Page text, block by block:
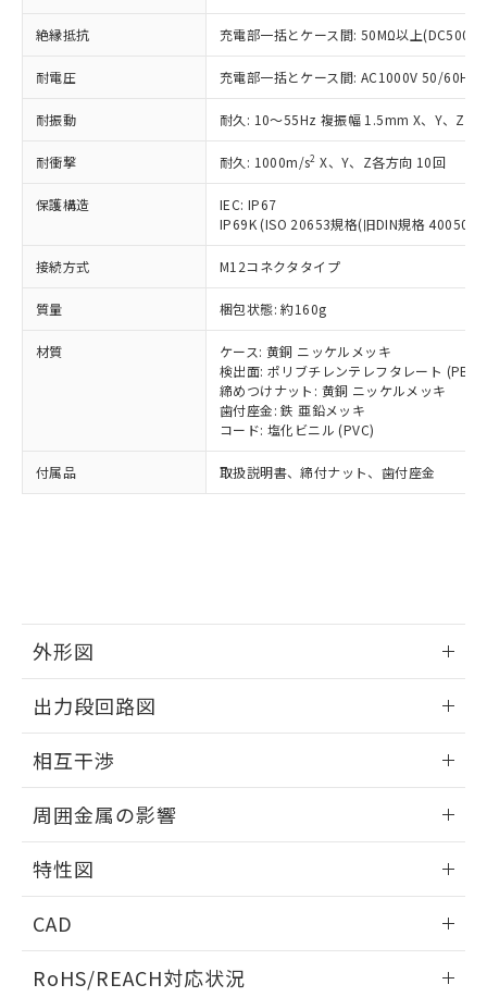
絶縁抵抗 充電部一括とケース間: 50MΩ以上(DC500V
耐電圧 充電部一括とケース間: AC1000V 50/60Hz
耐振動 耐久: 10～55Hz 複振幅 1.5mm X、Y、Z各
耐衝撃 耐久: 1000m/s2 X、Y、Z各方向 10回
保護構造
IEC: IP67
IP69K (ISO 20653規格(旧DIN規格 40050
接続方式 M12コネクタタイプ
質量 梱包状態: 約160g
材質
ケース: 黄銅 ニッケルメッキ
検出面: ポリブチレンテレフタレート (PBT)
締めつけナット: 黄銅 ニッケルメッキ
歯付座金: 鉄 亜鉛メッキ
コード: 塩化ビニル (PVC)
付属品 取扱説明書、締付ナット、歯付座金
外形図
外形図
出力段回路図
出力段回路図
相互干渉
相互干渉
周囲金属の影響
周囲金属の影響
特性図
検出物体の大きさと材質による影響
CAD
ドすることができます。
RoHS/REACH対応状況
在庫状況および標準価格照会結果は、
記載している更新日時点での社内デー
タに基づき作成されるものであり、閲
覧された時点での実際の在庫および標
準価格とは異なる場合があることをご
了承ください。
正式な納期状況および標準価格はお客
様のお取引先、またはお客様担当のオ
ムロン制御機器販売店・当社販売員に
ご相談ください。
オムロン制御機器販売店や当社販売拠
販売ネットワーク
」をご確認
在庫状況および標準価格結果を当社の
事前の承諾なく第三者に漏洩または開
示しないようお願いします。
マイパーツ機能（部品リスト作成サー
ビス）をご利用いただくには、I-Web
メンバーズにご登録されている必要が
お客様が当ウェブサイト上で当社にご
※当社の共同利用者とは、"個人情報
むを得ず変更することがあります。
*EU RoHS指令（10物質）：
鉛(Pb) 1000ppm以下、 水銀(Hg) 1000ppm以下、 カド
ミウム(Cd) 100ppm以下、
六価クロム(Cr(Ⅵ)) 1000ppm以下、ポリ臭化ビフェニル
類(PBB) 1000ppm以下、ポリ臭化ジフェニルエーテル類
(PBDE) 1000ppm以下、フタル酸ビス(2-エチルヘキシ
ル) (DEHP)(別名：DOP) 1000ppm以下、フタル酸ブチ
(DIBP) 1000ppm以下
但し、RoHS指令で産業用監視および制御機器に対する
適用除外項目は除く。
フタル酸エステル類の４物質については閾値を超える意
図的な使用がないことを確認しています。
※2 対応予定月
部品在庫の切り替え状況などにより、予定
月が前後することがあります。
※3 非含有証明書ダウンロード
※本証明書は発行日時点で非含有を証明す
るもので、過去に遡って非含有を証明する
ものではありません。
また、RoHS指令のフタル酸エステル類４
物質の対応では、対応完了までの期間は出
荷製品に未対応品が混在することから備考
既に当社にて対応品への在庫切替を完了
していることから、特段のことがない限
り、2022年1月12日より割愛しておりま
「－」：未確認です。当社販売部門へお問
い合わせください。
*中国RoHS10物質の基準値 (GB/T26572)：
Pb(鉛) :1000ppm、 Hg(水銀) : 1000ppm、 Cd(カドミウ
Cr(Ⅵ)(六価クロム) : 1000ppm、 PBBs(ポリ臭化ビフェ
ニル類) : 1000ppm、 PBDEs(ポリ臭化ジフェニルエーテ
DBP(フタル酸ジブチル) : 1000ppm、 DIBP(フタル酸ジ
イソブチル) : 1000ppm、 BBP(フタル酸ブチルベンジ
ル) : 1000ppm、
DEHP(フタル酸ビス(2-エチルヘキシル)) : 1000ppm
※2 環境保護使用期限
「ｅ」：有害物質（10物質）のすべてが基
準値以下であることを示します。
「10」：通常の使用状況下において有害物
質が外部に漏えいし、環境に深刻な影響を
及ぼさない年数を意味します。
「－」：未確認です。当社販売部門へお問
い合わせください。
為替および外国貿易法に定める商品
（以下｢規制貨物等」という）を輸出
または国外への提供する場合は、日本
国政府の輸出許可(または役務取引許
可)を取得するなどの必要な手続きを
当社は規制貨物を破棄する場合は、完
全に破砕するなど、違法に輸出されな
いよう必要な手段を講じます。
当社は貴社製品を、核兵器、ミサイ
ル、化学兵器、生物兵器またはその他
武器並びにこれらの製造装置等に一切
使用いたしません。
当社は、貴社製品を第三者に販売する
場合は、上記1、2および3の内容を当
該第三者に通知します。また当社は、
販売先および販売に係わる関係者が違
法に輸出するおそれがある場合は、取
り引きをいたしません。
一定数以上の在庫あり
一定数には満たないが在庫あり
在庫なし(最新の在庫状況につ
いては、お客様のお取引先、ま
たはお客様担当のオムロン制御
機器販売店・当社販売員にご確
認ください)
受注生産機種、また在庫状況の
情報を公開していない機種